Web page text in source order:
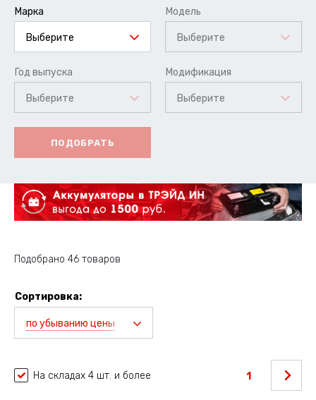
Марка
Выберите
Модель
Выберите
Год выпуска
Выберите
Модификация
Выберите
ПОДОБРАТЬ
Подобрано 46 товаров
Сортировка:
по убыванию цены
На складах 4 шт. и более 1